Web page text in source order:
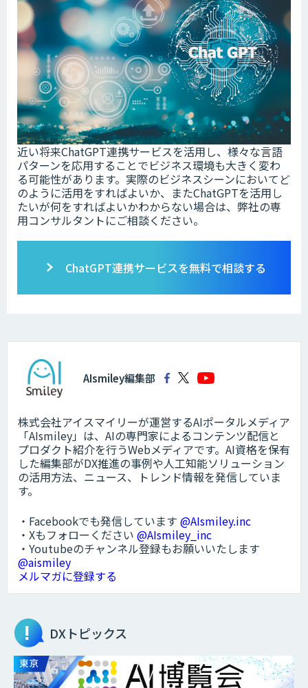
近い将来ChatGPT連携サービスを活用し、様々な言語
パターンを応用することでビジネス環境も大きく変わ
る可能性があります。実際のビジネスシーンにおいてど
のように活用をすればよいか、またChatGPTを活用し
たいが何をすればよいかわからない場合は、弊社の専
用コンサルタントにご相談ください。
ChatGPT連携サービスを無料で相談する
AIsmiley編集部
株式会社アイスマイリーが運営するAIポータルメディア
「AIsmiley」は、AIの専門家によるコンテンツ配信と
プロダクト紹介を行うWebメディアです。AI資格を保有
した編集部がDX推進の事例や人工知能ソリューション
の活用方法、ニュース、トレンド情報を発信していま
す。
・Facebookでも発信しています @AIsmiley.inc
・Xもフォローください @AIsmiley_inc
・Youtubeのチャンネル登録もお願いいたします
@aismiley
メルマガに登録する
DXトピックス